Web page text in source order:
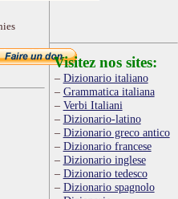
Visitez nos sites:
Dizionario italiano
Grammatica italiana
Verbi Italiani
Dizionario-latino
Dizionario greco antico
Dizionario francese
Dizionario inglese
Dizionario tedesco
Dizionario spagnolo